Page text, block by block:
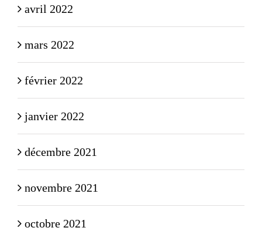
avril 2022
mars 2022
février 2022
janvier 2022
décembre 2021
novembre 2021
octobre 2021